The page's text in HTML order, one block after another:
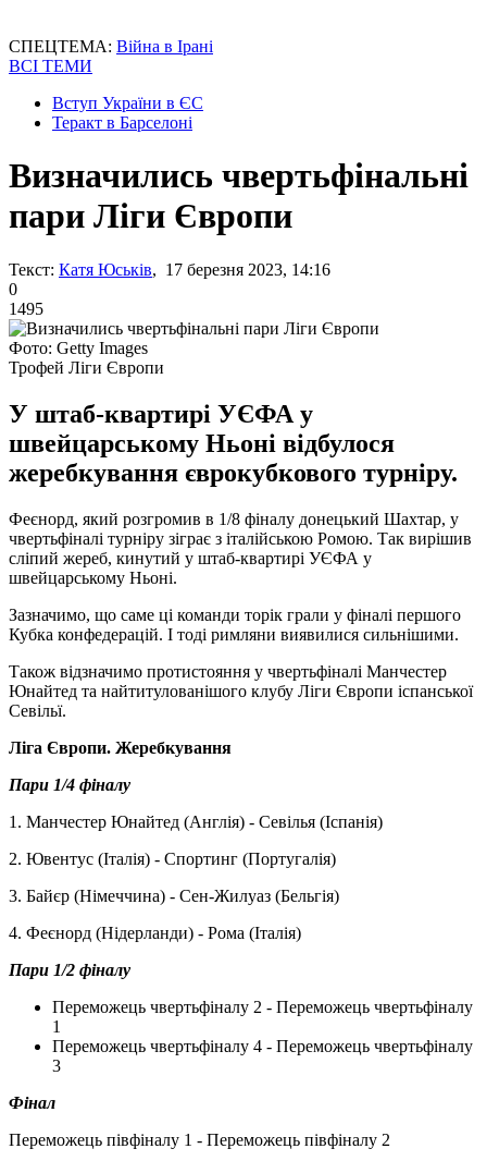
СПЕЦТЕМА: Війна в Ірані
ВСІ ТЕМИ
Вступ України в ЄС
Теракт в Барселоні
Визначились чвертьфінальні
пари Ліги Європи
Текст: Катя Юськів, 17 березня 2023, 14:16
0
1495
Фото: Getty Images
Трофей Ліги Європи
У штаб-квартирі УЄФА у
швейцарському Ньоні відбулося
жеребкування єврокубкового турніру.
Феєнорд, який розгромив в 1/8 фіналу донецький Шахтар, у
чвертьфіналі турніру зіграє з італійською Ромою. Так вирішив
сліпий жереб, кинутий у штаб-квартирі УЄФА у
швейцарському Ньоні.
Зазначимо, що саме ці команди торік грали у фіналі першого
Кубка конфедерацій. І тоді римляни виявилися сильнішими.
Також відзначимо протистояння у чвертьфіналі Манчестер
Юнайтед та найтитулованішого клубу Ліги Європи іспанської
Севільї.
Ліга Європи. Жеребкування
Пари 1/4 фіналу
1. Манчестер Юнайтед (Англія) - Севілья (Іспанія)
2. Ювентус (Італія) - Спортинг (Португалія)
3. Байєр (Німеччина) - Сен-Жилуаз (Бельгія)
4. Феєнорд (Нідерланди) - Рома (Італія)
Пари 1/2 фіналу
Переможець чвертьфіналу 2 - Переможець чвертьфіналу
1
Переможець чвертьфіналу 4 - Переможець чвертьфіналу
3
Фінал
Переможець півфіналу 1 - Переможець півфіналу 2